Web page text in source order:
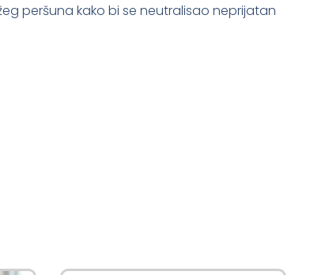
peršuna kako bi se neutralisao neprijatan